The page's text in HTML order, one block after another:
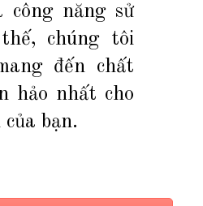
công năng sử
chúng tôi
đến chất
hảo nhất cho
bạn.